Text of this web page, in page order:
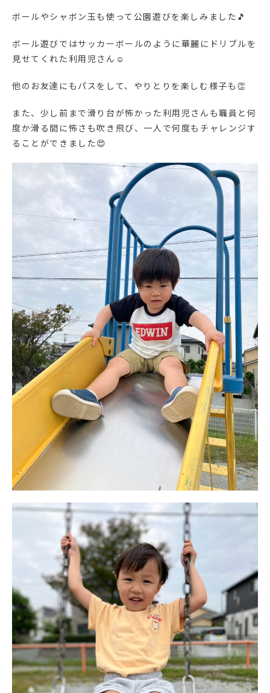
ボールやシャボン玉も使って公園遊びを楽しみました🎵
ボール遊びではサッカーボールのように華麗にドリブルを
見せてくれた利用児さん☺
他のお友達にもパスをして、やりとりを楽しむ様子も👏
また、少し前まで滑り台が怖かった利用児さんも職員と何
度か滑る間に怖さも吹き飛び、一人で何度もチャレンジす
ることができました😍